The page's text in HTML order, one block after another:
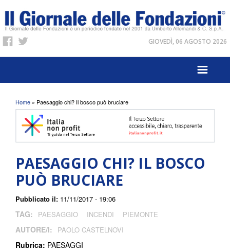
GIOVEDÌ, 06 AGOSTO 2026
Tu sei qui
Home » Paesaggio chi? Il bosco può bruciare
PAESAGGIO CHI? IL BOSCO
PUÒ BRUCIARE
Pubblicato il: 11/11/2017 - 19:06
TAG: PAESAGGIO INCENDI PIEMONTE
AUTORE/I: PAOLO CASTELNOVI
Rubrica: PAESAGGI